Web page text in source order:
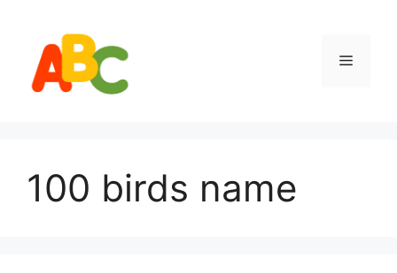
content
Menu
100 birds name